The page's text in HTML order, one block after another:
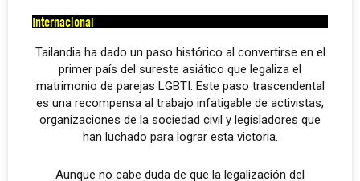
Internacional
Tailandia ha dado un paso histórico al convertirse en el
primer país del sureste asiático que legaliza el
matrimonio de parejas LGBTI. Este paso trascendental
es una recompensa al trabajo infatigable de activistas,
organizaciones de la sociedad civil y legisladores que
han luchado para lograr esta victoria.
Aunque no cabe duda de que la legalización del